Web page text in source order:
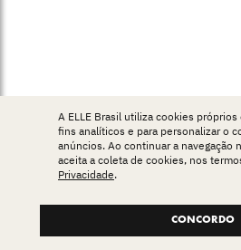
A ELLE Brasil utiliza cookies
fins analíticos e para personalizar o
anúncios. Ao continuar a navegação
aceita a coleta de cookies, nos
Privacidade.
CONCORDO